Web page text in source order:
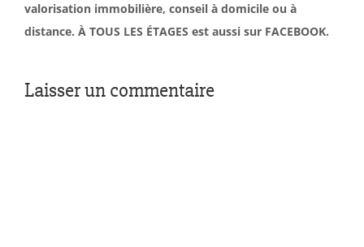
valorisation immobilière, conseil à domicile ou à
distance. À TOUS LES ÉTAGES est aussi sur FACEBOOK.
Laisser un commentaire